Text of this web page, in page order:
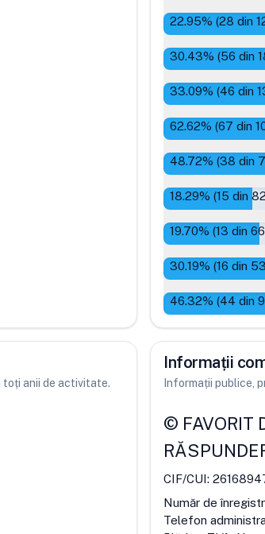
22.95% (28 din
30.43% (56 din
33.09% (46 din
62.62% (67 din
48.72% (38 din
18.29% (15 din 82
19.70% (13 din 66
30.19% (16 din 53
46.32% (44 din
toți anii de activitate.
Informații
Informații publice,
© FAVORIT
CIF/CUI:
Număr de
Telefon